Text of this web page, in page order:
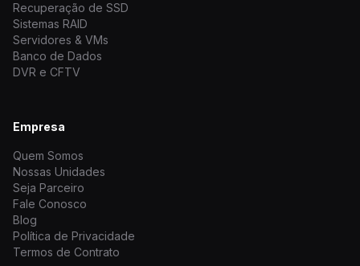
Recuperação de SSD
Sistemas RAID
Servidores & VMs
Banco de Dados
DVR e CFTV
Empresa
Quem Somos
Nossas Unidades
Seja Parceiro
Fale Conosco
Blog
Política de Privacidade
Termos de Contrato